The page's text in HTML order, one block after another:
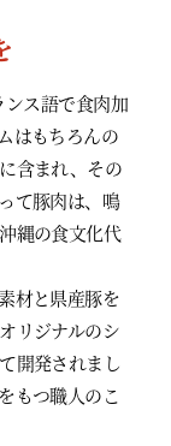
ス語で食肉加
はもちろんの
含まれ、その
て豚肉は、鳴
縄の食文化代
材と県産豚を
リジナルのシ
開発されまし
もつ職人のこ